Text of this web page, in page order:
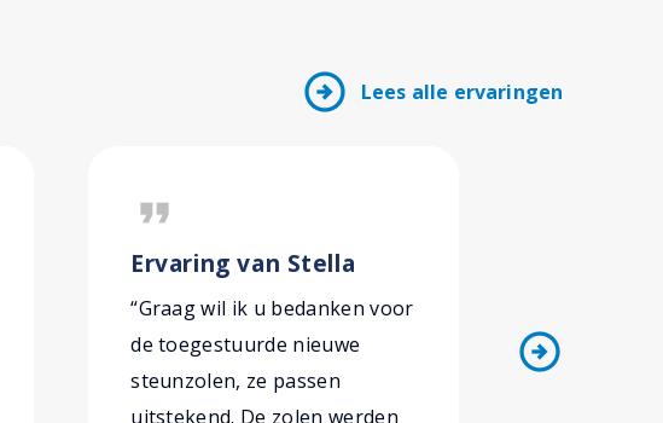
arrow_circle_right Lees alle ervaringen
format_quote
Ervaring van Stella
“Graag wil ik u bedanken voor
de toegestuurde nieuwe
steunzolen, ze passen
uitstekend. De zolen werden
arrow_circle_right